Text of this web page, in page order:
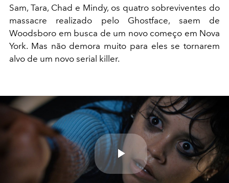
Sam, Tara, Chad e Mindy, os quatro sobreviventes do
massacre realizado pelo Ghostface, saem de
Woodsboro em busca de um novo começo em Nova
York. Mas não demora muito para eles se tornarem
alvo de um novo serial killer.
Play